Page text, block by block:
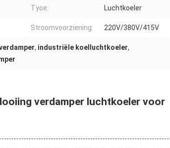
Tyoe: Luchtkoeler
Stroomvoorziening: 220V/380V/415V
, industriële koelluchtkoeler,
verdamper luchtkoeler voor